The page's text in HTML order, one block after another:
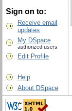
Sign on to:
Receive email
updates
My DSpace
authorized users
Edit Profile
Help
About DSpace